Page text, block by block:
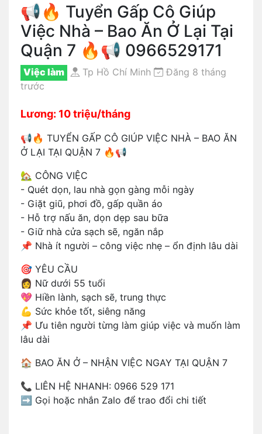
📢🔥 Tuyển Gấp Cô Giúp
Việc Nhà – Bao Ăn Ở Lại Tại
Quận 7 🔥📢 0966529171
Việc làm Tp Hồ Chí Minh
Đăng 8 tháng
trước
Lương: 10 triệu/tháng
📢🔥 TUYỂN GẤP CÔ GIÚP VIỆC NHÀ – BAO ĂN
Ở LẠI TẠI QUẬN 7 🔥📢
🏡 CÔNG VIỆC
- Quét dọn, lau nhà gọn gàng mỗi ngày
- Giặt giũ, phơi đồ, gấp quần áo
- Hỗ trợ nấu ăn, dọn dẹp sau bữa
- Giữ nhà cửa sạch sẽ, ngăn nắp
📌 Nhà ít người – công việc nhẹ – ổn định lâu dài
🎯 YÊU CẦU
👩 Nữ dưới 55 tuổi
💖 Hiền lành, sạch sẽ, trung thực
💪 Sức khỏe tốt, siêng năng
📌 Ưu tiên người từng làm giúp việc và muốn làm
lâu dài
🏠 BAO ĂN Ở – NHẬN VIỆC NGAY TẠI QUẬN 7
📞 LIÊN HỆ NHANH: 0966 529 171
➡️ Gọi hoặc nhắn Zalo để trao đổi chi tiết